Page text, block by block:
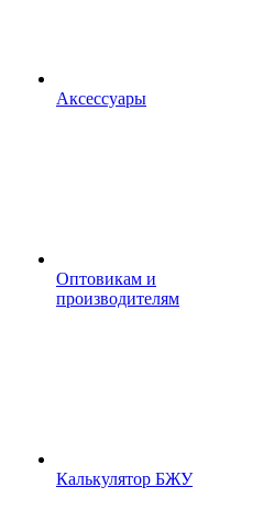
Аксессуары
Оптовикам и
производителям
Калькулятор БЖУ